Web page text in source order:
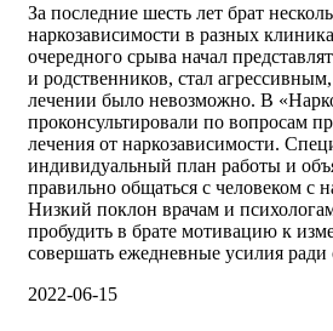
За последние шесть лет брат
наркозависимости в разных
очередного срыва начал
и родственников, стал
лечении было невозможно. В
проконсультировали по вопросам
лечения от наркозависимости.
индивидуальный план работы и
правильно общаться с человеком с
Низкий поклон врачам и
пробудить в брате мотивацию к
совершать ежедневные усилия
2022-06-15